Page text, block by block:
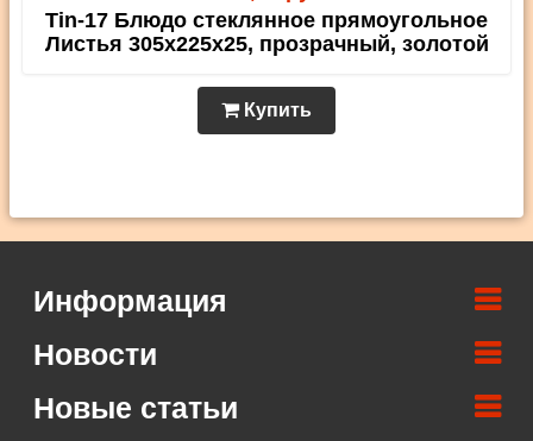
Tin-17 Блюдо стеклянное прямоугольное
Листья 305х225х25, прозрачный, золотой
Купить
Информация
Новости
Новые статьи